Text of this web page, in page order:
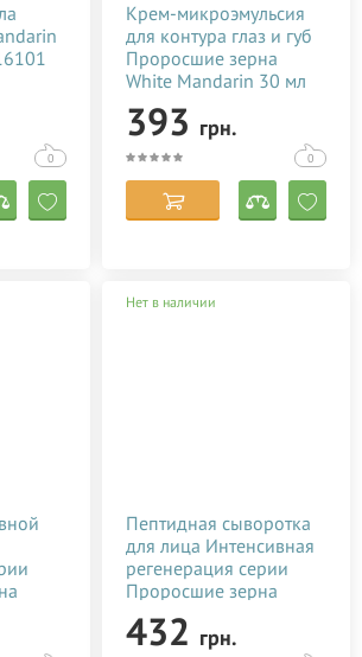
0
Крем-микроэмульсия
для контура глаз и губ
Проросшие зерна
White Mandarin 30 мл
99100255101
393 грн.
0
мл
Нет в наличии
Пептидная сыворотка
для лица Интенсивная
регенерация серии
Проросшие зерна
White Mandarin 30 мл
99100256101
432 грн.